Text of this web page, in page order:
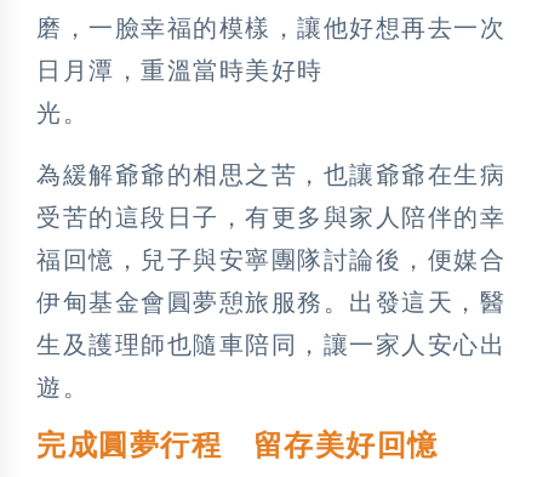
磨，一臉幸福的模樣，讓他好想再去一次
日月潭，重溫當時美好時
光。
為緩解爺爺的相思之苦，也讓爺爺在生病
受苦的這段日子，有更多與家人陪伴的幸
福回憶，兒子與安寧團隊討論後，便媒合
伊甸基金會圓夢憩旅服務。出發這天，醫
生及護理師也隨車陪同，讓一家人安心出
遊。
完成圓夢行程 留存美好回憶